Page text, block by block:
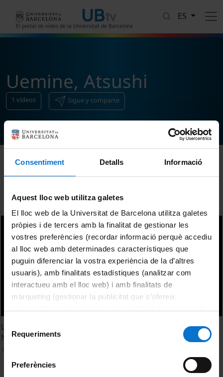
Consentiment Detalls Informació
Aquest lloc web utilitza galetes
El lloc web de la Universitat de Barcelona utilitza galetes
pròpies i de tercers amb la finalitat de gestionar les
vostres preferències (recordar informació perquè accediu
al lloc web amb determinades característiques que
puguin diferenciar la vostra experiència de la d’altres
usuaris), amb finalitats estadístiques (analitzar com
interactueu amb el lloc web) i amb finalitats de
màrqueting (gestionar la publicitat que s’ofereix
consultar laPolítica de galetes del lloc web de la
de Requeriments
Preferències
El portal de vídeo de la Universitat de Barcelona
ES
Uemine, Atsushi
1 vídeos Sigue y comparte
Ordenar
Lithic debitage study and organization of settlement in
Neolithic Western Japan. Atsushi Uemine